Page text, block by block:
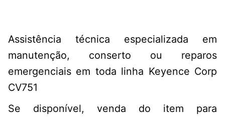
Assistência técnica especializada em
manutenção, conserto ou reparos
emergenciais em toda linha Keyence Corp
CV751
Se disponível, venda do item para